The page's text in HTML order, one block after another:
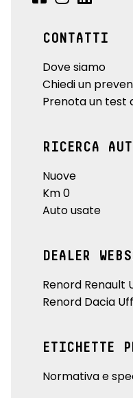
CONTATTI
Dove siamo
Chiedi un
Prenota un test
RICERCA
Nuove
Km 0
Auto usate
DEALER
Renord Renault
Renord Dacia
ETICHETTE
Normativa e